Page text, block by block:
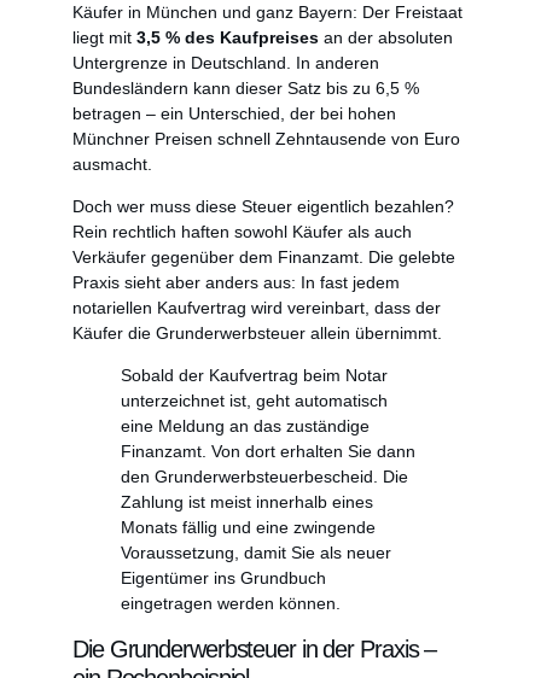
Käufer in München und ganz Bayern: Der Freistaat
liegt mit 3,5 % des Kaufpreises an der absoluten
Untergrenze in Deutschland. In anderen
Bundesländern kann dieser Satz bis zu 6,5 %
betragen – ein Unterschied, der bei hohen
Münchner Preisen schnell Zehntausende von Euro
ausmacht.
Doch wer muss diese Steuer eigentlich bezahlen?
Rein rechtlich haften sowohl Käufer als auch
Verkäufer gegenüber dem Finanzamt. Die gelebte
Praxis sieht aber anders aus: In fast jedem
notariellen Kaufvertrag wird vereinbart, dass der
Käufer die Grunderwerbsteuer allein übernimmt.
Sobald der Kaufvertrag beim Notar
unterzeichnet ist, geht automatisch
eine Meldung an das zuständige
Finanzamt. Von dort erhalten Sie dann
den Grunderwerbsteuerbescheid. Die
Zahlung ist meist innerhalb eines
Monats fällig und eine zwingende
Voraussetzung, damit Sie als neuer
Eigentümer ins Grundbuch
eingetragen werden können.
Die Grunderwerbsteuer in der Praxis –